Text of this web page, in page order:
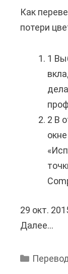
е
р
л
о
к
и
р
у
е
т
п
р
о
Как
потери
1
2 В
29 окт.
Далее...
к